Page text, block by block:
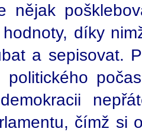
nějak
díky
a sepisovat.
politického
čímž si